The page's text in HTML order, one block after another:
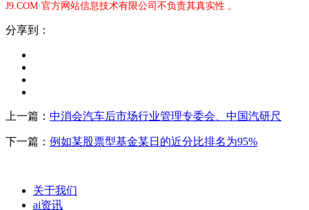
J9.COM·官方网站信息技术有限公司不负责其真实性 。
分享到：
上一篇： 中消会汽车后市场行业管理专委会、中国汽研尺
下一篇： 例如某股票型基金某日的近分比排名为95%
关于我们
ai资讯